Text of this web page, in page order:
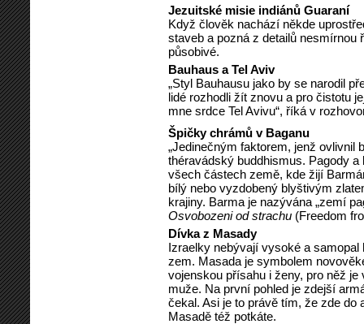
Jezuitské misie indiánů Guaraní
Když člověk nachází někde
staveb a pozná z detailů nesmírnou
působivé.
Bauhaus a Tel Aviv
„Styl Bauhausu jako by se narodil
lidé rozhodli žít znovu a pro čistotu
mne srdce Tel Avivu“, říká v
Špičky chrámů v Baganu
„Jedinečným faktorem, jenž ovlivnil
théravádský buddhismus. Pagody
všech částech země, kde žijí
bílý nebo vyzdobený blyštivým
krajiny. Barma je nazývána „zemí
Osvobozeni od strachu (Freedom
Dívka z Masady
Izraelky nebývají vysoké a
zem. Masada je symbolem
vojenskou přísahu i ženy, pro něž
muže. Na první pohled je zdejší
čekal. Asi je to právě tím, že zde do
Masadě též potkáte.